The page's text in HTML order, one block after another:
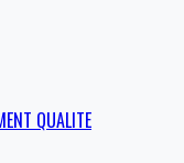
QUALITE